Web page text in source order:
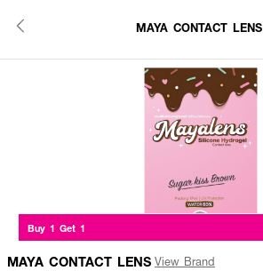
MAYA CONTACT LENS
Buy 1 Get 1
MAYA CONTACT LENS View Brand